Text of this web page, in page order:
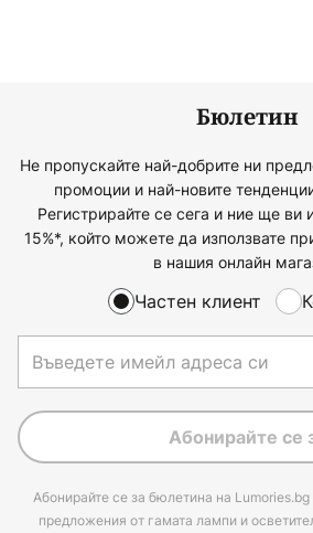
Бюлетин
Не пропускайте най-добрите ни
промоции и най-новите
Регистрирайте се сега и ние ще ви
15%*, който можете да използвате
в нашия онлайн
Частен клиент
Абонирайте се
Абонирайте се за бюлетина на
предложения от гамата лампи и